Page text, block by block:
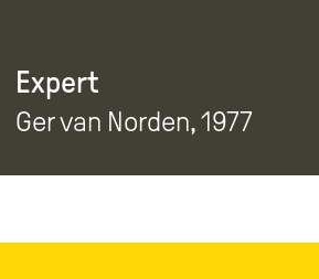
Expert
Ger van Norden, 1977